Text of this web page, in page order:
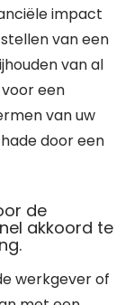
impact
van een
van al
een
van uw
door een
de
akkoord te
werkgever of